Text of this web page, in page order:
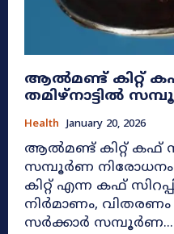
ആല്‍മണ്ട് കിറ്റ് കഫ്
തമിഴ്നാട്ടില്‍
Health January 20, 2026
ആല്‍മണ്ട് കിറ്റ് കഫ്
സമ്പൂര്‍ണ നിരോധനം ചെന്നൈ: ആല്‍മണ്ട്
കിറ്റ് എന്ന കഫ്
നിർമാണം,
സർക്കാർ സമ്പൂർണ...